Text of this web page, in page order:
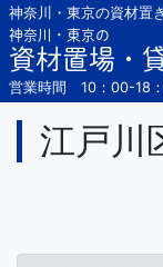
Skip
to
content
神奈川・東京の資材置
神奈川・東京の
資材置場・
営業時間 10：00-18：
江戸川